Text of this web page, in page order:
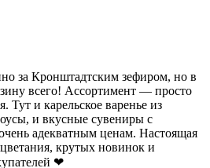
за Кронштадтским зефиром, но в
всего! Ассортимент — просто
Тут и карельское варенье из
и вкусные сувениры с
адекватным ценам. Настоящая
крутых новинок и
❤